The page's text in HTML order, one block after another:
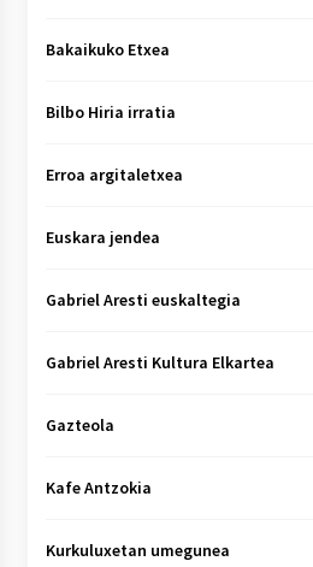
Bakaikuko Etxea
Bilbo Hiria irratia
Erroa argitaletxea
Euskara jendea
Gabriel Aresti euskaltegia
Gabriel Aresti Kultura Elkartea
Gazteola
Kafe Antzokia
Kurkuluxetan umegunea